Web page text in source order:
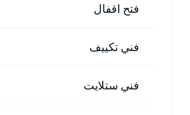
فتح اقفال
فني تكييف
فني ستلايت